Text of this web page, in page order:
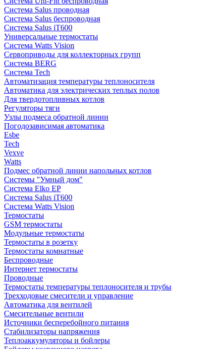
Система Salus проводная
Система Salus беспроводная
Система Salus iT600
Универсальные термостаты
Система Watts Vision
Сервоприводы для коллекторных групп
Система BERG
Система Tech
Автоматизация температуры теплоносителя
Автоматика для электрических теплых полов
Для твердотопливных котлов
Регуляторы тяги
Узлы подмеса обратной линии
Погодозависимая автоматика
Esbe
Tech
Vexve
Watts
Подмес обратной линии напольных котлов
Системы "Умный дом"
Система Elko EP
Система Salus iT600
Система Watts Vision
Термостаты
GSM термостаты
Модульные термостаты
Термостаты в розетку
Термостаты комнатные
Беспроводные
Интернет термостаты
Проводные
Термостаты температуры теплоносителя и трубы
Трехходовые смесители и управление
Автоматика для вентилей
Смесительные вентили
Источники бесперебойного питания
Стабилизаторы напряжения
Теплоаккумуляторы и бойлеры